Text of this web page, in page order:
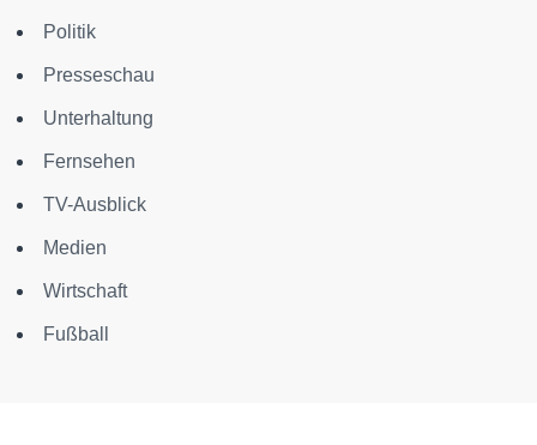
Politik
Presseschau
Unterhaltung
Fernsehen
TV-Ausblick
Medien
Wirtschaft
Fußball